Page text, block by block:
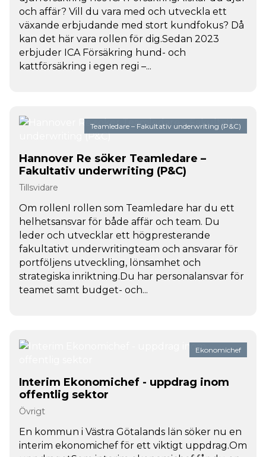
och affär? Vill du vara med och utveckla ett
växande erbjudande med stort kundfokus? Då
kan det här vara rollen för dig.Sedan 2023
erbjuder ICA Försäkring hund- och
kattförsäkring i egen regi –...
Teamledare – Fakultativ underwriting (P&C)
Hannover Re söker Teamledare –
Fakultativ underwriting (P&C)
Tillsvidare
Om rollenI rollen som Teamledare har du ett
helhetsansvar för både affär och team. Du
leder och utvecklar ett högpresterande
fakultativt underwritingteam och ansvarar för
portföljens utveckling, lönsamhet och
strategiska inriktning.Du har personalansvar för
teamet samt budget- och...
Ekonomichef
Interim Ekonomichef - uppdrag inom
offentlig sektor
Övrigt
En kommun i Västra Götalands län söker nu en
interim ekonomichef för ett viktigt uppdrag.Om